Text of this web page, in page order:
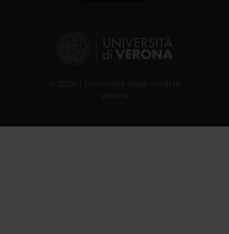
© 2026 | Università degli studi di
Verona